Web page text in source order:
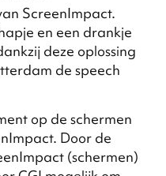
ScreenImpact.
en een drankje
deze oplossing
de speech
op de schermen
Door de
(schermen)